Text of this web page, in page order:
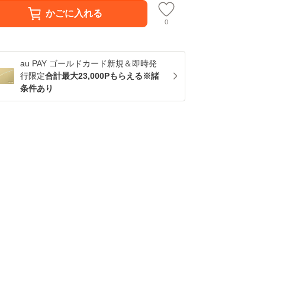
かごに入れる
0
au PAY ゴールドカード新規＆即時発
行限定合計最大23,000Pもらえる※諸
条件あり